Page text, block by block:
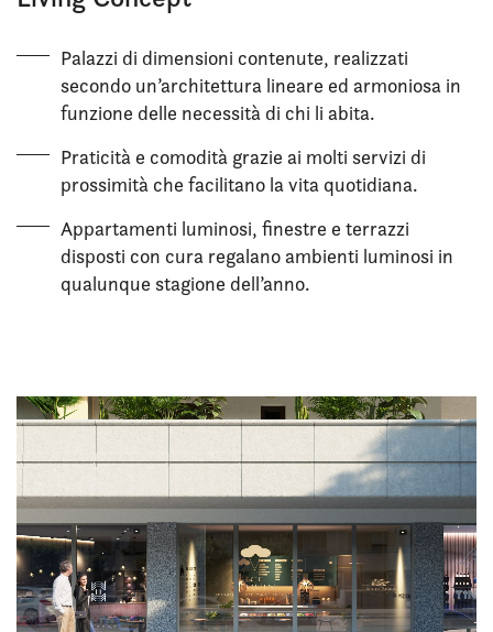
Palazzi di dimensioni contenute, realizzati
secondo un’architettura lineare ed armoniosa in
funzione delle necessità di chi li abita.
Praticità e comodità grazie ai molti servizi di
prossimità che facilitano la vita quotidiana.
Appartamenti luminosi, finestre e terrazzi
disposti con cura regalano ambienti luminosi in
qualunque stagione dell’anno.